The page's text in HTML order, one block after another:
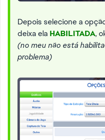
Depois selecione a
deixa ela HABILITADA,
(no meu não está
problema)